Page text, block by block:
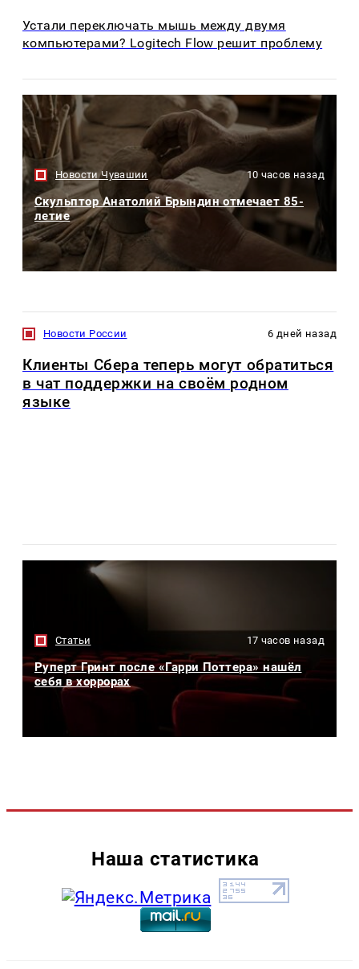
Устали переключать мышь между двумя
компьютерами? Logitech Flow решит проблему
Новости Чувашии 10 часов назад
Скульптор Анатолий Брындин отмечает 85-
летие
Новости России 6 дней назад
Клиенты Сбера теперь могут обратиться
в чат поддержки на своём родном
языке
Статьи 17 часов назад
Руперт Гринт после «Гарри Поттера» нашёл
себя в хоррорах
Наша статистика